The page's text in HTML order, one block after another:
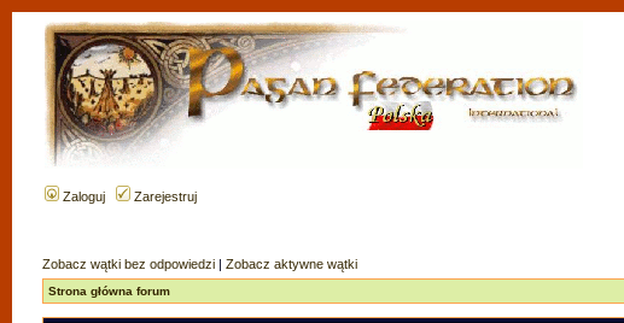
Zaloguj Zarejestruj
Zobacz wątki bez odpowiedzi | Zobacz aktywne wątki
Strona główna forum